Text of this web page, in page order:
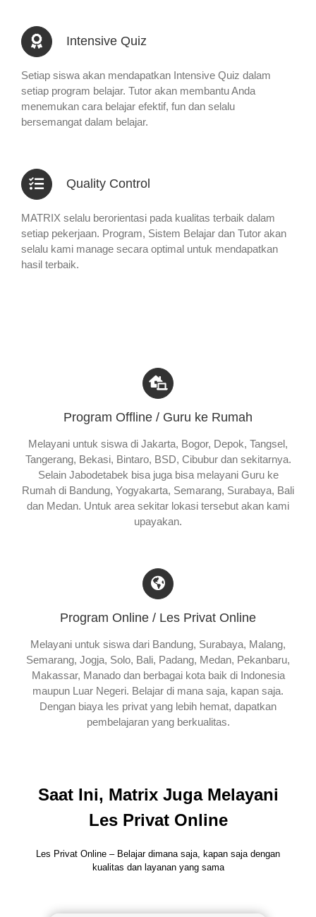
Intensive Quiz
Setiap siswa akan mendapatkan Intensive Quiz dalam
setiap program belajar. Tutor akan membantu Anda
menemukan cara belajar efektif, fun dan selalu
bersemangat dalam belajar.
Quality Control
MATRIX selalu berorientasi pada kualitas terbaik dalam
setiap pekerjaan. Program, Sistem Belajar dan Tutor akan
selalu kami manage secara optimal untuk mendapatkan
hasil terbaik.
Program Offline / Guru ke Rumah
Melayani untuk siswa di Jakarta, Bogor, Depok, Tangsel,
Tangerang, Bekasi, Bintaro, BSD, Cibubur dan sekitarnya.
Selain Jabodetabek bisa juga bisa melayani Guru ke
Rumah di Bandung, Yogyakarta, Semarang, Surabaya, Bali
dan Medan. Untuk area sekitar lokasi tersebut akan kami
upayakan.
Program Online / Les Privat Online
Melayani untuk siswa dari Bandung, Surabaya, Malang,
Semarang, Jogja, Solo, Bali, Padang, Medan, Pekanbaru,
Makassar, Manado dan berbagai kota baik di Indonesia
maupun Luar Negeri. Belajar di mana saja, kapan saja.
Dengan biaya les privat yang lebih hemat, dapatkan
pembelajaran yang berkualitas.
Saat Ini, Matrix Juga Melayani
Les Privat Online
Les Privat Online – Belajar dimana saja, kapan saja dengan
kualitas dan layanan yang sama